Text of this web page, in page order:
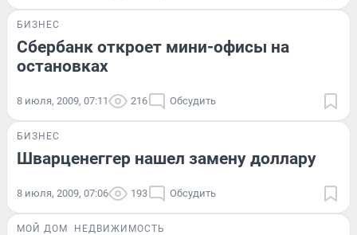
БИЗНЕС
Сбербанк откроет мини-офисы на
остановках
8 июля, 2009, 07:11 216 Обсудить
БИЗНЕС
Шварценеггер нашел замену доллару
8 июля, 2009, 07:06 193 Обсудить
МОЙ ДОМ НЕДВИЖИМОСТЬ